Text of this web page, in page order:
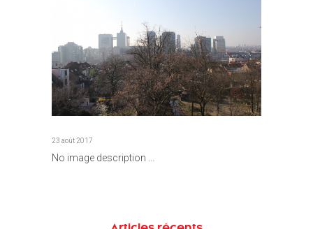
23 août 2017
No image description ...